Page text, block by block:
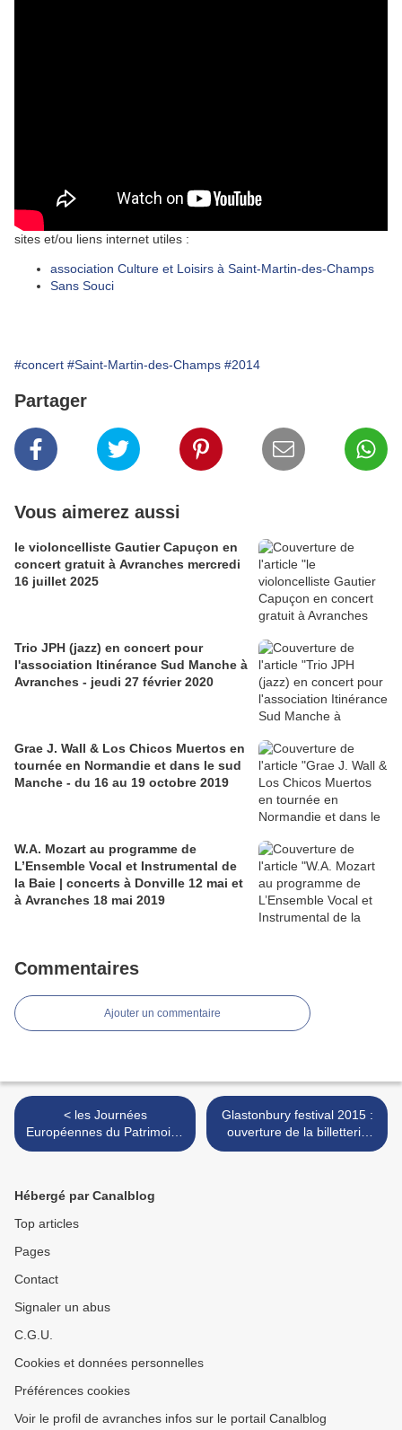
sites et/ou liens internet utiles :
association Culture et Loisirs à Saint-Martin-des-Champs
Sans Souci
#concert #Saint-Martin-des-Champs #2014
Partager
Vous aimerez aussi
le violoncelliste Gautier Capuçon en
concert gratuit à Avranches mercredi
16 juillet 2025
Trio JPH (jazz) en concert pour
l'association Itinérance Sud Manche à
Avranches - jeudi 27 février 2020
Grae J. Wall & Los Chicos Muertos en
tournée en Normandie et dans le sud
Manche - du 16 au 19 octobre 2019
W.A. Mozart au programme de
L’Ensemble Vocal et Instrumental de
la Baie | concerts à Donville 12 mai et
à Avranches 18 mai 2019
Commentaires
Ajouter un commentaire
< les Journées
Européennes du Patrimoine
dans le sud Manche et au
2014
Glastonbury festival 2015 :
ouverture de la billetterie
dimanche 5 octobre 2014 >
Hébergé par Canalblog
Top articles
Pages
Contact
Signaler un abus
C.G.U.
Cookies et données personnelles
Préférences cookies
Voir le profil de avranches infos sur le portail Canalblog